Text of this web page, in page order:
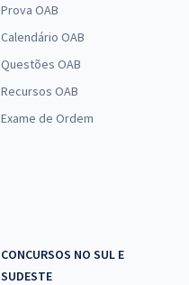
Prova OAB
Calendário OAB
Questões OAB
Recursos OAB
Exame de Ordem
CONCURSOS NO SUL E
SUDESTE